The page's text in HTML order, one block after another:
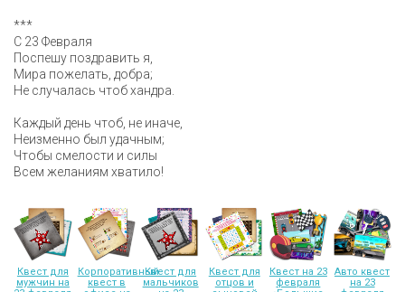
***
С 23 Февраля
Поспешу поздравить я,
Мира пожелать, добра;
Не случалась чтоб хандра.
Каждый день чтоб, не иначе,
Неизменно был удачным;
Чтобы смелости и силы
Всем желаниям хватило!
Квест для
мужчин на
Корпоративный
квест в
Квест для
мальчиков
Квест для
отцов и
Квест на 23
февраля
Авто квест
на 23